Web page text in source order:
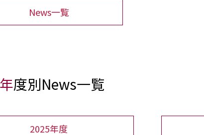
News一覧
年度別News一覧
2025年度